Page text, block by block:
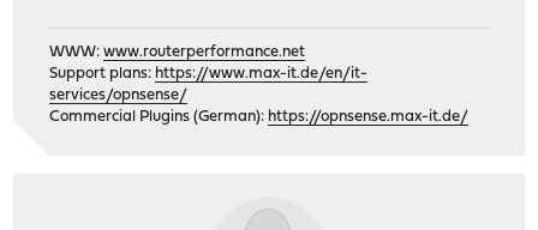
WWW:www.routerperformance.net
Support plans: https://www.max-it.de/en/it-
services/opnsense/
Commercial Plugins (German): https://opnsense.max-it.de/